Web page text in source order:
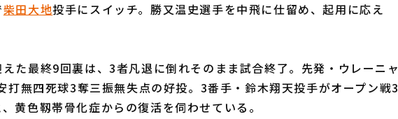
柴田大地投手にスイッチ。勝又温史選手を中飛に仕留め、起用に応え
た最終9回裏は、3者凡退に倒れそのまま試合終了。先発・ウレーニャ
打無四死球3奪三振無失点の好投。3番手・鈴木翔天投手がオープン戦3
黄色靱帯骨化症からの復活を伺わせている。